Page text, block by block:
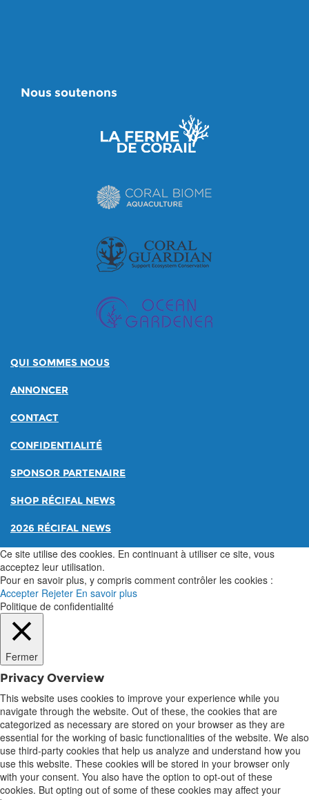
Nous soutenons
QUI SOMMES NOUS
ANNONCER
CONTACT
CONFIDENTIALITÉ
SPONSOR PARTENAIRE
SHOP RÉCIFAL NEWS
2026 RÉCIFAL NEWS
Ce site utilise des cookies. En continuant à utiliser ce site, vous
acceptez leur utilisation.
Pour en savoir plus, y compris comment contrôler les cookies :
Accepter Rejeter En savoir plus
Politique de confidentialité
Fermer
Privacy Overview
This website uses cookies to improve your experience while you
navigate through the website. Out of these, the cookies that are
categorized as necessary are stored on your browser as they are
essential for the working of basic functionalities of the website. We also
use third-party cookies that help us analyze and understand how you
use this website. These cookies will be stored in your browser only
with your consent. You also have the option to opt-out of these
cookies. But opting out of some of these cookies may affect your